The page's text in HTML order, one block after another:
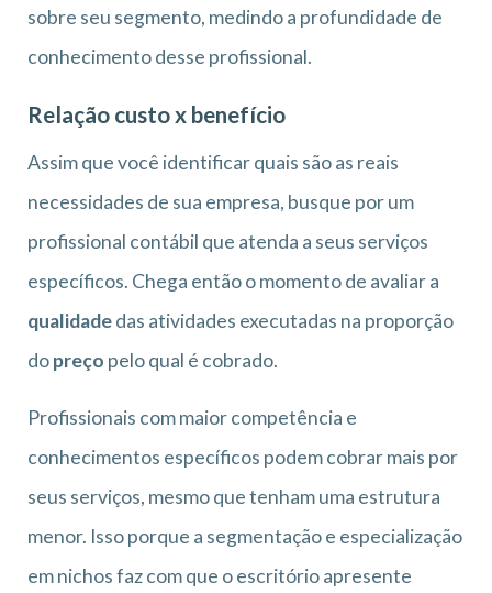
sobre seu segmento, medindo a profundidade de
conhecimento desse profissional.
Relação custo x benefício
Assim que você identificar quais são as reais
necessidades de sua empresa, busque por um
profissional contábil que atenda a seus serviços
específicos. Chega então o momento de avaliar a
qualidadedas atividades executadas na proporção
dopreço pelo qual é cobrado.
Profissionais com maior competência e
conhecimentos específicos podem cobrar mais por
seus serviços, mesmo que tenham uma estrutura
menor. Isso porque a segmentação e especialização
em nichos faz com que o escritório apresente